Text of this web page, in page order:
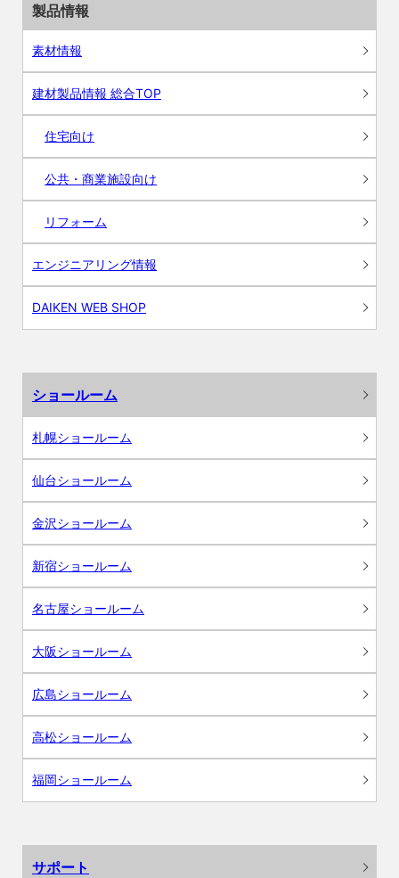
製品情報
素材情報
建材製品情報 総合TOP
住宅向け
公共・商業施設向け
リフォーム
エンジニアリング情報
DAIKEN WEB SHOP
ショールーム
札幌ショールーム
仙台ショールーム
金沢ショールーム
新宿ショールーム
名古屋ショールーム
大阪ショールーム
広島ショールーム
高松ショールーム
福岡ショールーム
サポート